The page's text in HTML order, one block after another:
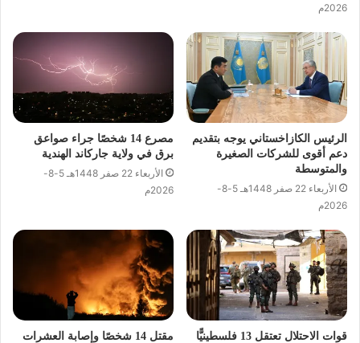
2026م
الرئيس الكازاخستاني يوجه بتقديم
دعم أقوى للشركات الصغيرة
والمتوسطة
الأربعاء 22 صفر 1448هـ 5-8-
2026م
مصرع 14 شخصًا جراء صواعق
برق في ولاية جاركاند الهندية
الأربعاء 22 صفر 1448هـ 5-8-
2026م
قوات الاحتلال تعتقل 13 فلسطينيًّا
مقتل ⁠14 شخصًا وإصابة العشرات